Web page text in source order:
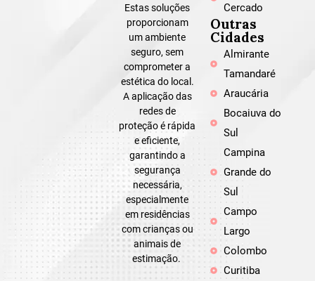
Estas soluções
proporcionam
um ambiente
seguro, sem
comprometer a
estética do local.
A aplicação das
redes de
proteção é rápida
e eficiente,
garantindo a
segurança
necessária,
especialmente
em residências
com crianças ou
animais de
estimação.
Cercado
Outras
Cidades
Almirante
Tamandaré
Araucária
Bocaiuva do
Sul
Campina
Grande do
Sul
Campo
Largo
Colombo
Curitiba